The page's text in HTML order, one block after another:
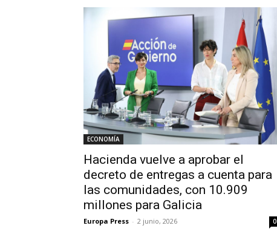
ECONOMÍA
Hacienda vuelve a aprobar el
decreto de entregas a cuenta para
las comunidades, con 10.909
millones para Galicia
Europa Press - 2 junio, 2026 0